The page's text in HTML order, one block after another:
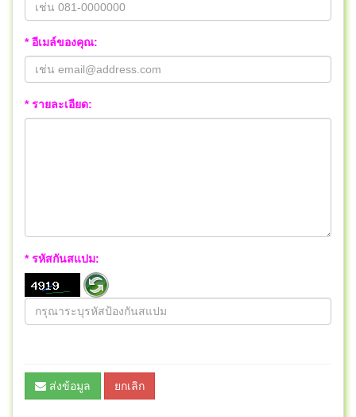
* อีเมล์ของคุณ:
* รายละเอียด:
* รหัสกันสแปม:
ส่งข้อมูล ยกเลิก